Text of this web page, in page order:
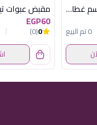
مقلاية غويطة 28 سم غطاء بيركس اوليفيلا
0 تم البيع
مقبض عبوات
EGP60
0
(0)